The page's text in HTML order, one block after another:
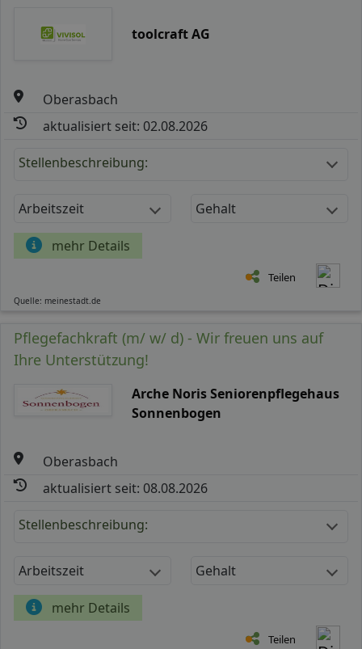
toolcraft AG
Oberasbach
aktualisiert seit: 02.08.2026
Stellenbeschreibung:
Arbeitszeit Gehalt
mehr Details
Teilen
Quelle: meinestadt.de
Pflegefachkraft (m/ w/ d) - Wir freuen uns auf
Ihre Unterstützung!
Arche Noris Seniorenpflegehaus
Sonnenbogen
Oberasbach
aktualisiert seit: 08.08.2026
Stellenbeschreibung:
Arbeitszeit Gehalt
mehr Details
Teilen